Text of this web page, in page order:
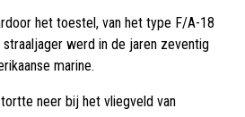
het toestel, van het type F/A-18
werd in de jaren zeventig
marine.
neer bij het vliegveld van